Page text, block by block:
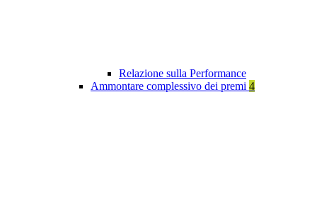
Relazione sulla Performance
Ammontare complessivo dei premi 4